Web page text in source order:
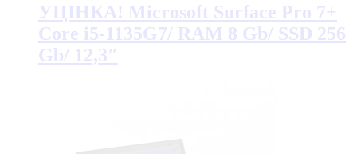
УЦІНКА! Microsoft Surface Pro 7+
Core i5-1135G7/ RAM 8 Gb/ SSD 256
Gb/ 12,3″